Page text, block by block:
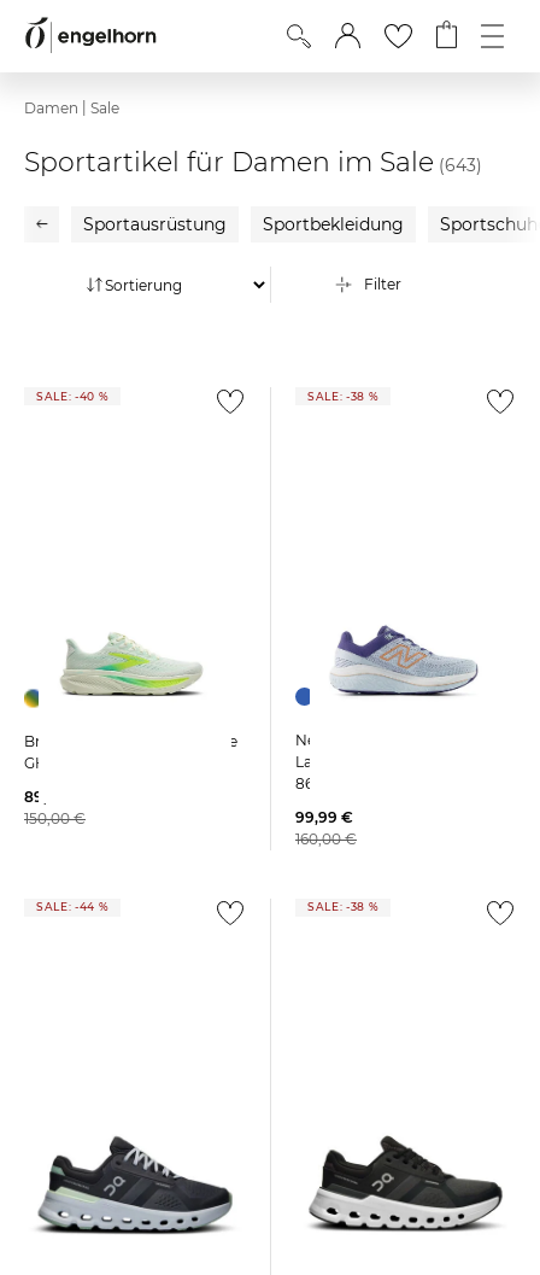
Damen Sale
Sportartikel für Damen im Sale (643)
Sportausrüstung Sportbekleidung
Filter
SALE: -40 %
Brooks | Damen Laufschuhe
GHOST 17
89,99 €
150,00 €
SALE: -38 %
New Balance | Damen
Laufschuh FRESH FOAM X
860V14
99,99 €
160,00 €
SALE: -44 % SALE: -38 %